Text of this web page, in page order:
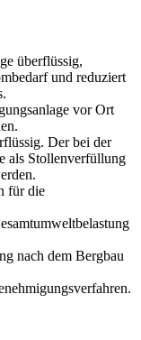
überflüssig,
und reduziert
vor Ort
Der bei der
als Stollenverfüllung
für die
nach dem Bergbau